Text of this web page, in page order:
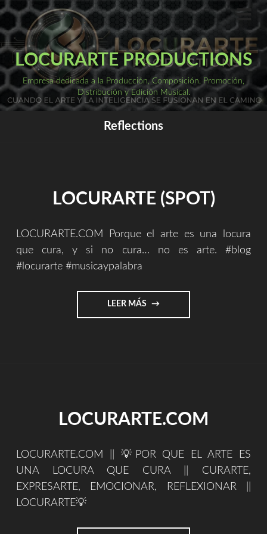
Saltar
contenido
LOCURARTE PRODUCTIONS
Empresa dedicada a la Producción, Composición, Promoción,
Distribución y Edición Musical.
Reflections
LOCURARTE (SPOT)
LOCURARTE.COM Porque el arte es una locura
que cura, y si no cura… no es arte. #blog
#locurarte #musicaypalabra
LEER MÁS "LOCURARTE
(SPOT)"
LOCURARTE.COM
LOCURARTE.COM || 💡POR QUE EL ARTE ES
UNA LOCURA QUE CURA || CURARTE,
EXPRESARTE, EMOCIONAR, REFLEXIONAR ||
LOCURARTE💡